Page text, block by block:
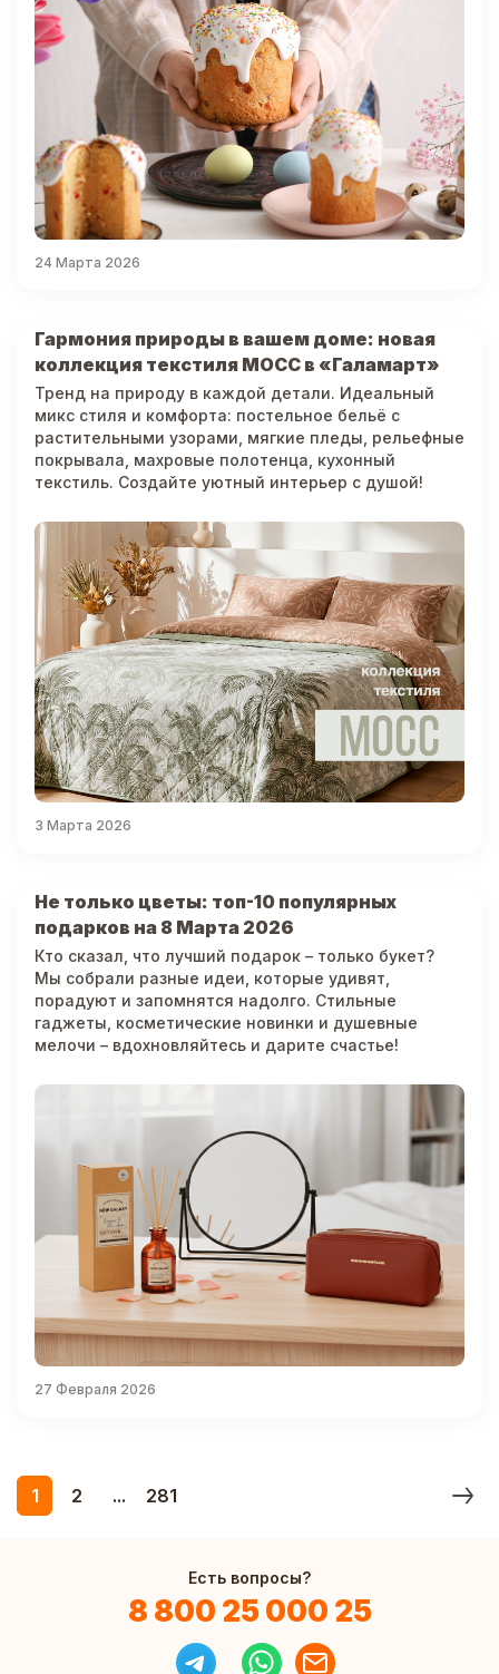
24 Марта 2026
3 Марта 2026
Гармония природы в вашем доме: новая
коллекция текстиля МОСС в «Галамарт»
Тренд на природу в каждой детали. Идеальный
микс стиля и комфорта: постельное бельё с
растительными узорами, мягкие пледы, рельефные
покрывала, махровые полотенца, кухонный
текстиль. Создайте уютный интерьер с душой!
27 Февраля 2026
Не только цветы: топ-10 популярных
подарков на 8 Марта 2026
Кто сказал, что лучший подарок – только букет?
Мы собрали разные идеи, которые удивят,
порадуют и запомнятся надолго. Стильные
гаджеты, косметические новинки и душевные
мелочи – вдохновляйтесь и дарите счастье!
1 2 ... 281
Есть вопросы?
8 800 25 000 25